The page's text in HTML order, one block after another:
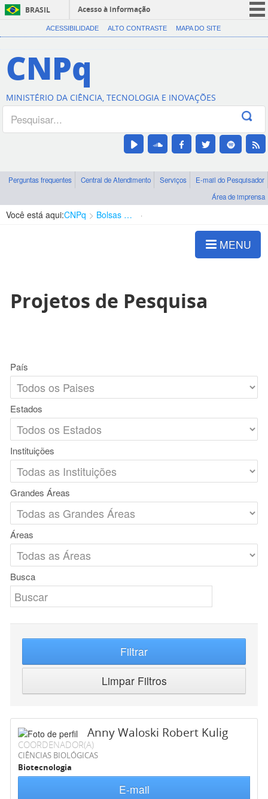
BRASIL
Acesso à informação
CORONAVÍRUS (COVID-19)
Canais
ACESSIBILIDADE ALTO CONTRASTE MAPA DO SITE
CNPq
MINISTÉRIO DA CIÊNCIA, TECNOLOGIA E INOVAÇÕES
Perguntas frequentes Central de Atendimento Serviços
E-mail do Pesquisador
Área de imprensa
Você está aqui:CNPq Bolsas e Auxílios Vigentes
MENU
Projetos de Pesquisa
País
Estados
Instituições
Grandes Áreas
Áreas
Busca
Filtrar
Limpar Filtros
Anny Waloski Robert Kulig
COORDENADOR(A)
CIÊNCIAS BIOLÓGICAS
Biotecnologia
E-mail